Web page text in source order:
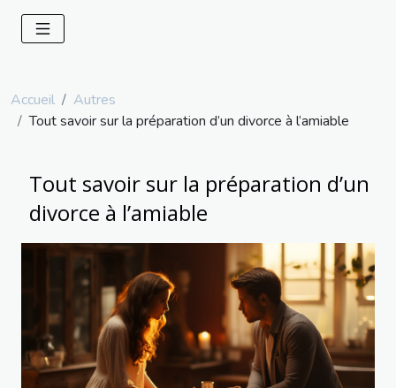
Accueil
Autres
Tout savoir sur la préparation d’un divorce à l’amiable
Tout savoir sur la préparation d’un
divorce à l’amiable